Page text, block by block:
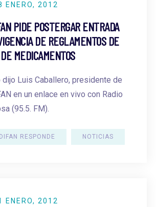
ENERO, 2012
PIDE POSTERGAR ENTRADA
DE REGLAMENTOS DE
MEDICAMENTOS
Luis Caballero, presidente de
en un enlace en vivo con Radio
(95.5. FM).
RESPONDE NOTICIAS
ENERO, 2012